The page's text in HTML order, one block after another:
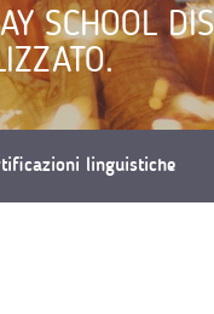
SCHOOL
linguistiche